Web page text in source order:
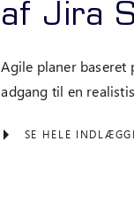
af Jira
Agile planer
adgang til en
SE HELE